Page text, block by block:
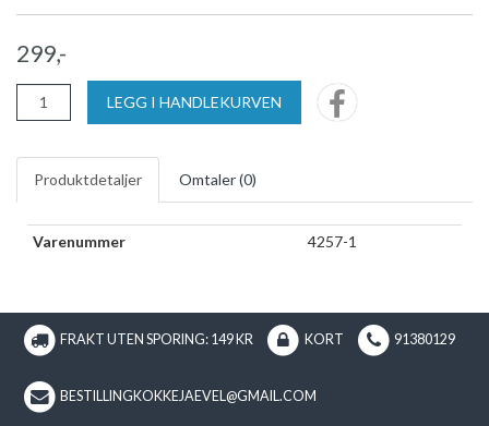
299,-
LEGG I HANDLEKURVEN
Produktdetaljer Omtaler (0)
Varenummer 4257-1
FRAKT UTEN SPORING: 149 KR KORT 91380129
BESTILLINGKOKKEJAEVEL@GMAIL.COM